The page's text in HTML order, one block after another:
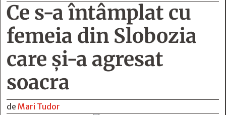
Ce s-a întâmplat cu
femeia din Slobozia
care și-a agresat
soacra
de Mari Tudor